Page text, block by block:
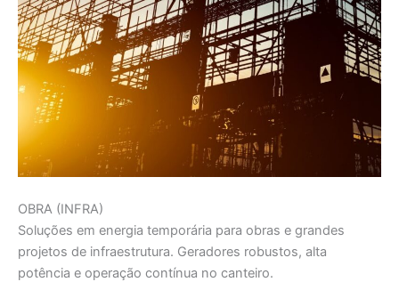
OBRA (INFRA)
Soluções em energia temporária para obras e grandes
projetos de infraestrutura. Geradores robustos, alta
potência e operação contínua no canteiro.